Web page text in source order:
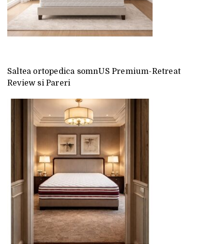
Saltea ortopedica somnUS Premium-Retreat
Review si Pareri